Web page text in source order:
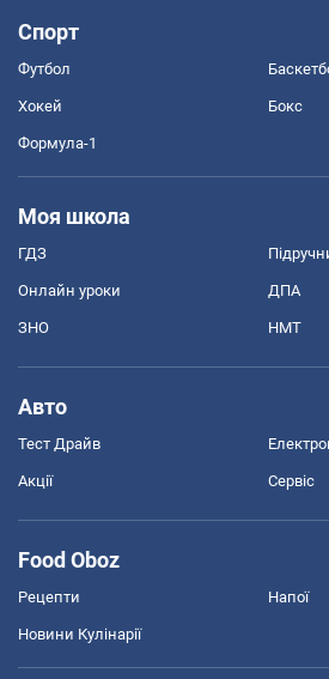
Спорт
Футбол
Хокей Бокс
Формула-1
Моя школа
ГДЗ
Онлайн уроки ДПА
ЗНО НМТ
Авто
Тест Драйв
Акції Сервіс
Food Oboz
Рецепти Напої
Новини Кулінарії